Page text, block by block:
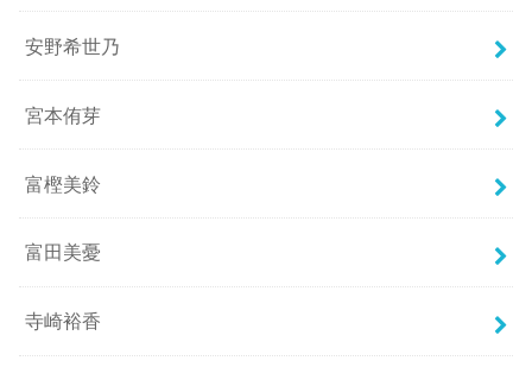
安野希世乃
宮本侑芽
富樫美鈴
富田美憂
寺崎裕香